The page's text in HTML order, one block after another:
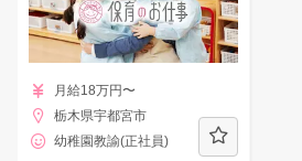
月給18万円〜
栃木県宇都宮市
幼稚園教諭(正社員)